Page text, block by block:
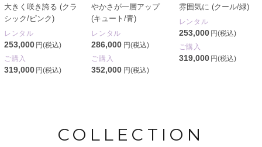
大きく咲き誇る (クラ
シック/ピンク)
レンタル
253,000 円(税込)
ご購入
319,000 円(税込)
やかさが一層アップ
(キュート/青)
レンタル
286,000 円(税込)
ご購入
352,000 円(税込)
雰囲気に (クール/緑)
レンタル
253,000 円(税込)
ご購入
319,000 円(税込)
COLLECTION